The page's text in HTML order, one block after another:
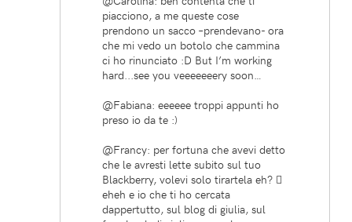
piacciono, a me queste cose
prendono un sacco –prendevano- ora
che mi vedo un botolo che cammina
ci ho rinunciato :D But I’m working
hard...see you veeeeeeery soon…
@Fabiana: eeeeee troppi appunti ho
preso io da te :)
@Francy: per fortuna che avevi detto
che le avresti lette subito sul tuo
Blackberry, volevi solo tirartela eh? 
eheh e io che ti ho cercata
dappertutto, sul blog di giulia, sul